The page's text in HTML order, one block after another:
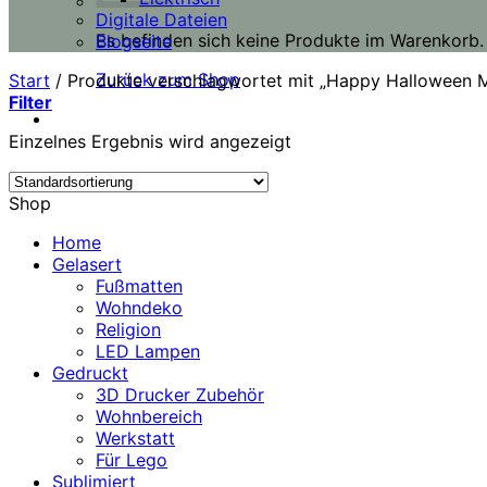
Es befinden sich keine Produkte im Warenkorb.
Zurück zum Shop
Digitale Dateien
Blogseite
Start / Produkte verschlagwortet mit „Happy Halloween
Filter
Einzelnes Ergebnis wird angezeigt
Shop
Home
Gelasert
Fußmatten
Wohndeko
Religion
LED Lampen
Gedruckt
3D Drucker Zubehör
Wohnbereich
Werkstatt
Für Lego
Sublimiert